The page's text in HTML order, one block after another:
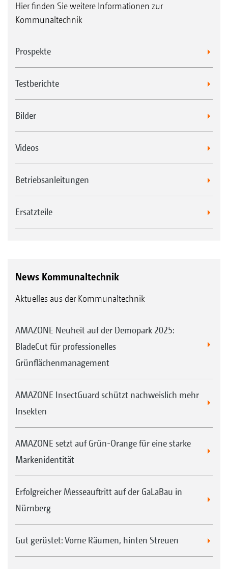
Hier finden Sie weitere Informationen zur
Kommunaltechnik
Prospekte
Testberichte
Bilder
Videos
Betriebsanleitungen
Ersatzteile
News Kommunaltechnik
Aktuelles aus der Kommunaltechnik
AMAZONE Neuheit auf der Demopark 2025:
BladeCut für professionelles
Grünflächenmanagement
AMAZONE InsectGuard schützt nachweislich mehr
Insekten
AMAZONE setzt auf Grün-Orange für eine starke
Markenidentität
Erfolgreicher Messeauftritt auf der GaLaBau in
Nürnberg
Gut gerüstet: Vorne Räumen, hinten Streuen